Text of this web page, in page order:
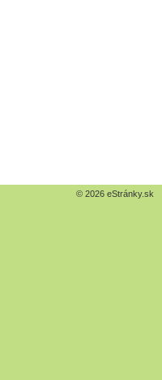
© 2026 eStránky.sk